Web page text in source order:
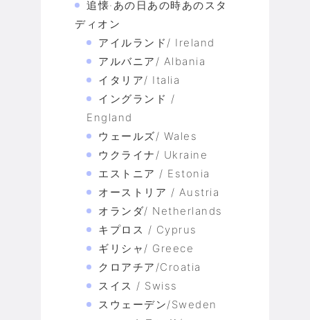
追懐·あの日あの時あのスタ
ディオン
アイルランド/ Ireland
アルバニア/ Albania
イタリア/ Italia
イングランド /
England
ウェールズ/ Wales
ウクライナ/ Ukraine
エストニア / Estonia
オーストリア / Austria
オランダ/ Netherlands
キプロス / Cyprus
ギリシャ/ Greece
クロアチア/Croatia
スイス / Swiss
スウェーデン/Sweden